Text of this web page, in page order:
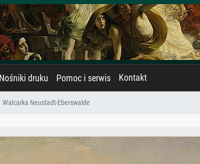
Nośniki druku Pomoc i serwis Kontakt
Walcarka Neustadt-Eberswalde